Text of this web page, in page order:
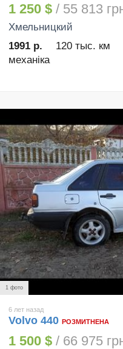
1 250 $ / 55 813
Хмельницкий
1991 р.
120 тыс. км
механіка
1 фото
6 лет назад
Volvo 440 РОЗМИТНЕНА
1 500 $ / 66 975